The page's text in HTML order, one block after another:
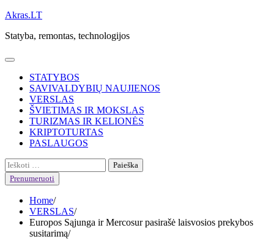
Skip
content
Akras.LT
Statyba, remontas, technologijos
STATYBOS
SAVIVALDYBIŲ NAUJIENOS
VERSLAS
ŠVIETIMAS IR MOKSLAS
TURIZMAS IR KELIONĖS
KRIPTOTURTAS
PASLAUGOS
Ieškoti:
Prenumeruoti
Home
VERSLAS
Europos Sąjunga ir Mercosur pasirašė laisvosios prekybos
susitarimą